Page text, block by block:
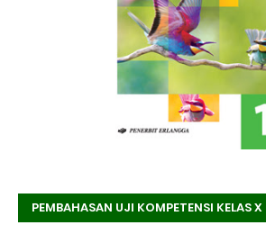
PEMBAHASAN UJI KOMPETENSI KELAS X